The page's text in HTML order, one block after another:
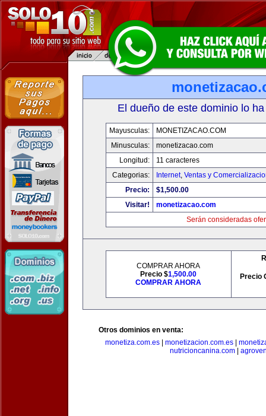
El dueño de este dominio lo
Mayusculas:
MONETIZACAO.COM
Minusculas:
monetizacao.com
Longitud:
11 caracteres
Categorias:
Internet, Ventas y
Precio:
$1,500.00
Visitar!
monetizacao.com
Serán consideradas
COMPRAR AHORA
Precio $1,500.00
COMPRAR AHORA
Precio
Otros dominios en venta:
monetiza.com.es| monetizacion.com.es|
nutricioncanina.com